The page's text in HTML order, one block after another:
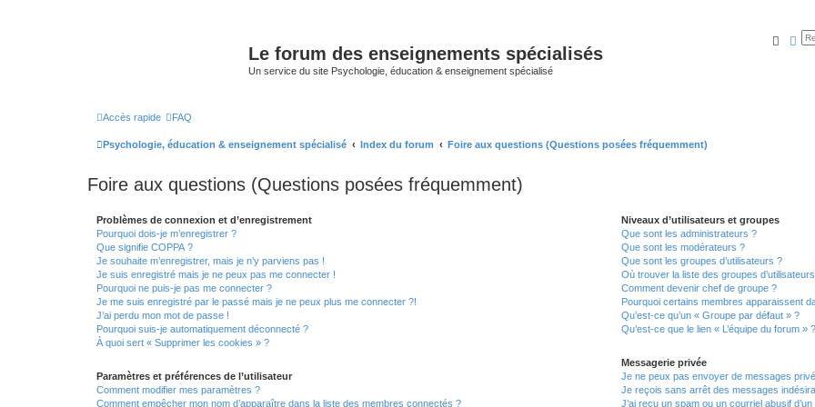
Le forum des enseignements spécialisés
Un service du site Psychologie, éducation & enseignement spécialisé
Accès rapide FAQ
Psychologie, éducation & enseignement spécialisé Index du forum Foire aux questions (Questions posées fréquemment)
Foire aux questions (Questions posées fréquemment)
Problèmes de connexion et d’enregistrement
Pourquoi dois-je m’enregistrer ?
Que signifie COPPA ?
Je souhaite m’enregistrer, mais je n’y parviens pas !
Je suis enregistré mais je ne peux pas me connecter !
Pourquoi ne puis-je pas me connecter ?
Je me suis enregistré par le passé mais je ne peux plus me connecter ?!
J’ai perdu mon mot de passe !
Pourquoi suis-je automatiquement déconnecté ?
À quoi sert « Supprimer les cookies » ?
Paramètres et préférences de l’utilisateur
Comment modifier mes paramètres ?
Comment empêcher mon nom d’apparaître dans la liste des membres connectés ?
Niveaux d’utilisateurs et groupes
Que sont les administrateurs ?
Que sont les modérateurs ?
Que sont les groupes d’utilisateurs ?
Où trouver la liste des groupes
Comment devenir chef de groupe ?
Pourquoi certains membres apparaissent
Qu’est-ce qu’un « Groupe par défaut » ?
Qu’est-ce que le lien « L’équipe du forum » ?
Messagerie privée
Je ne peux pas envoyer de messages
Je reçois sans arrêt des messages
J’ai reçu un spam ou un courriel abusif